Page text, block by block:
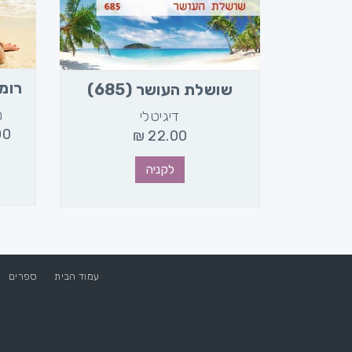
שושלת העושר (685)
דיגיטלי
22.00
₪
לקניה
עמוד הבית ספרים